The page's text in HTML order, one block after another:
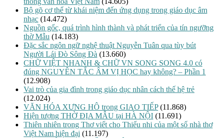
Bộ gõ cơ thể từ khái niệm đến ứng dụng trong giáo dục âm
nhạc (14.472)
Nguồn gốc, quá trình hình thành và phát triển của tín ngưỡng
thờ Mẫu (14.183)
Đặc sắc ngôn ngữ nghệ thuật Nguyễn Tuân qua tùy bút
Người Lái Đò Sông Đà (13.660)
CHỮ VIỆT NHANH & CHỮ VN SONG SONG 4.0 có
đúng NGUYÊN TẮC ÂM VỊ HỌC hay không? – Phần 1
(12.908)
Vai trò của gia đình trong giáo dục nhân cách thế hệ trẻ
(12.024)
VĂN HÓA XƯNG HÔ trong GIAO TIẾP (11.868)
Hiện tượng THỜ ĐỊA MẪU tại HÀ NỘI (11.691)
Thiên nhiên trong Thơ viết cho Thiếu nhi của một số nhà thơ
Việt Nam hiện đại (11.197)